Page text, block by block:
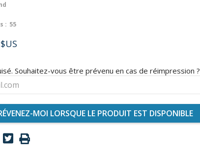
: 55
Souhaitez-vous être prévenu en cas de réimpression ?
MOI LORSQUE LE PRODUIT EST DISPONIBLE